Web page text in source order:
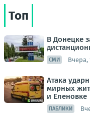
Топ
В Донецке
СМИ Вчера,
Атака
мирных
и Еленовке
ПАБЛИКИ